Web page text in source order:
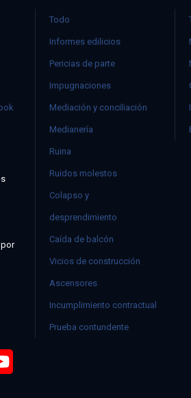
Todo
Informes edilicios
Pericias de parte
Impugnaciones
Mediación y conciliación
Medianería
Ruina
Ruidos molestos
Colapso y
desprendimiento
Caída de balcón
Vicios de construcción
Ascensores
Incumplimiento contractual
Prueba contundente